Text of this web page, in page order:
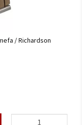
/ Richardson